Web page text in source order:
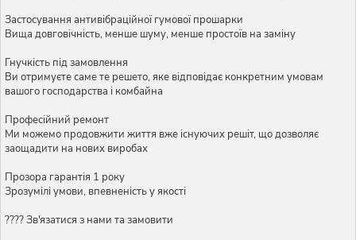
Застосування антивібраційної гумової прошарки
Вища довговічність, менше шуму, менше простоїв на заміну
Гнучкість під замовлення
Ви отримуєте саме те решето, яке відповідає конкретним умовам
вашого господарства і комбайна
Професійний ремонт
Ми можемо продовжити життя вже існуючих решіт, що дозволяє
заощадити на нових виробах
Прозора гарантія 1 року
Зрозумілі умови, впевненість у якості
???? Зв'язатися з нами та замовити